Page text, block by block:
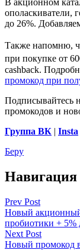
ополаскиватели,
до 26%.
Также напомню,
при покупке от
cashback.
промокод при
Подписывайтесь
промокодов и
Группа ВК | Insta
Беру
Навигация
Prev Post
Новый акционный
пробиотики + 5%
Next Post
Новый промокод